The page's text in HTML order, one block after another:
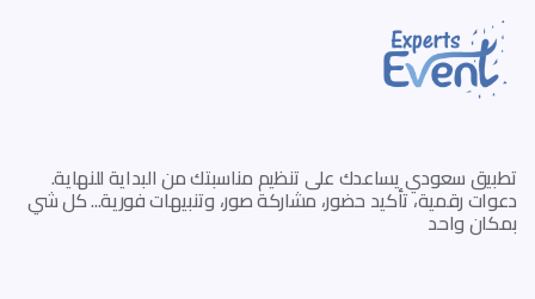
تطبيق سعودي يساعدك على تنظيم مناسبتك من البداية للنهاية.
دعوات رقمية، تأكيد حضور، مشاركة صور، وتنبيهات فورية... كل شي
بمكان واحد